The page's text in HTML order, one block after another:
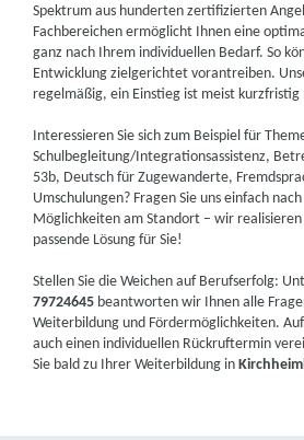
Spektrum aus hunderten zertifizierten
Fachbereichen ermöglicht Ihnen eine
ganz nach Ihrem individuellen Bedarf. So
Entwicklung zielgerichtet vorantreiben.
regelmäßig, ein Einstieg ist meist kurzfristig
Interessieren Sie sich zum Beispiel für
Schulbegleitung/Integrationsassistenz,
53b, Deutsch für Zugewanderte,
Umschulungen? Fragen Sie uns einfach
Möglichkeiten am Standort – wir
passende Lösung für Sie!
Stellen Sie die Weichen auf Berufserfolg:
79724645 beantworten wir Ihnen alle
Weiterbildung und Fördermöglichkeiten.
auch einen individuellen Rückruftermin
Sie bald zu Ihrer Weiterbildung in